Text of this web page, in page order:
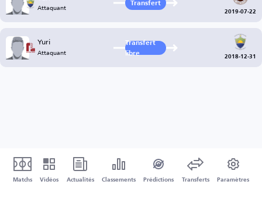
Attaquant Transfert
2019-07-22
Yuri
Attaquant
Transfert
libre
2018-12-31
Matchs Vidéos Actualités Classements Prédictions Transferts Paramètres